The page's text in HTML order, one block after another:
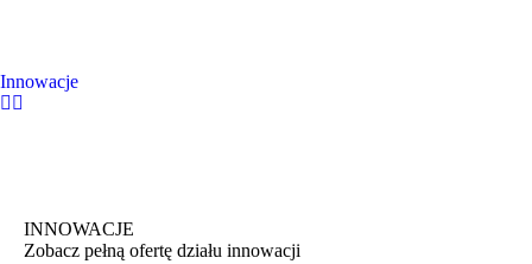
Innowacje
INNOWACJE
Zobacz pełną ofertę działu innowacji